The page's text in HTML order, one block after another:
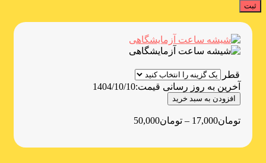
قطر
آخرین به روز رسانی قیمت:1404/10/10
افزودن به سبد خرید
تومان17,000
– تومان50,000